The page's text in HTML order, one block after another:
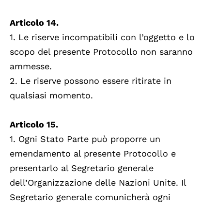
Articolo 14.
1. Le riserve incompatibili con l’oggetto e lo
scopo del presente Protocollo non saranno
ammesse.
2. Le riserve possono essere ritirate in
qualsiasi momento.
Articolo 15.
1. Ogni Stato Parte può proporre un
emendamento al presente Protocollo e
presentarlo al Segretario generale
dell’Organizzazione delle Nazioni Unite. Il
Segretario generale comunicherà ogni